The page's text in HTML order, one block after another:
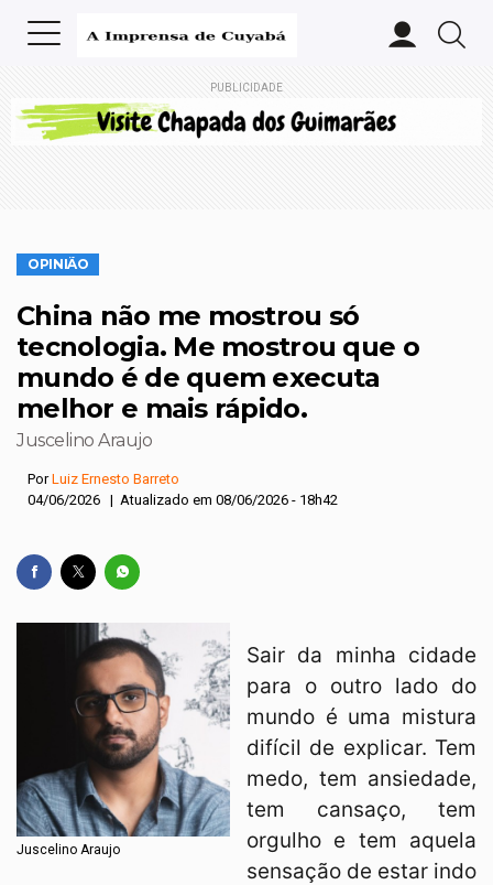
PUBLICIDADE
OPINIÃO
China não me mostrou só
tecnologia. Me mostrou que o
mundo é de quem executa
melhor e mais rápido.
Juscelino Araujo
PorLuiz Ernesto Barreto
04/06/2026 | Atualizado em 08/06/2026 - 18h42
Juscelino Araujo
Sair da minha cidade
para o outro lado do
mundo é uma mistura
difícil de explicar. Tem
medo, tem ansiedade,
tem cansaço, tem
orgulho e tem aquela
sensação de estar indo